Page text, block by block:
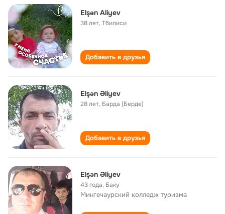
Elşən Aliyev
38 лет,Тбилиси
Добавить в друзья
Elşən Əliyev
28 лет, Барда (Берде)
Добавить в друзья
Elşən Əliyev
43 года, Баку
Мингечаурский колледж туризма